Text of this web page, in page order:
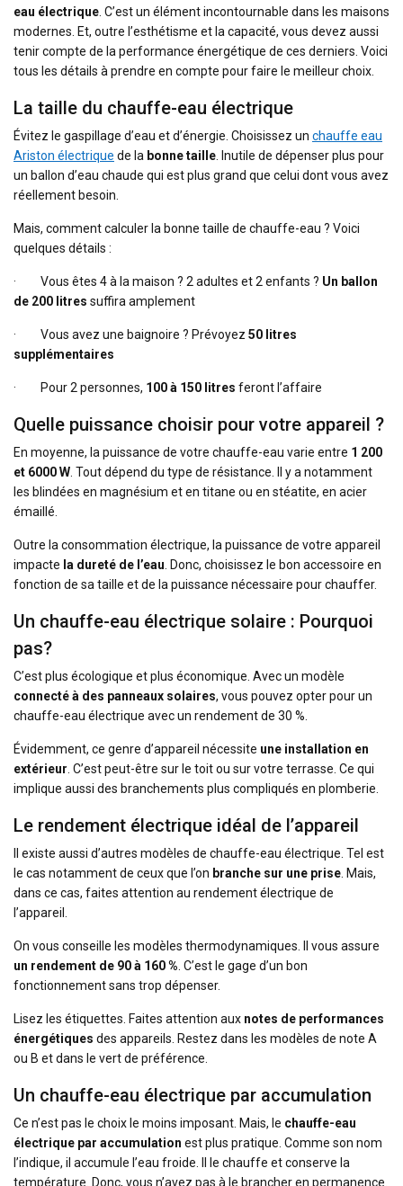
eau électrique . C’est un élément incontournable dans les maisons
modernes. Et, outre l’esthétisme et la capacité, vous devez aussi
tenir compte de la performance énergétique de ces derniers. Voici
tous les détails à prendre en compte pour faire le meilleur choix.
La taille du chauffe-eau électrique
Évitez le gaspillage d’eau et d’énergie. Choisissez un chauffe eau
Ariston électrique de la bonne taille . Inutile de dépenser plus pour
un ballon d’eau chaude qui est plus grand que celui dont vous avez
réellement besoin.
Mais, comment calculer la bonne taille de chauffe-eau ? Voici
quelques détails :
· Vous êtes 4 à la maison ? 2 adultes et 2 enfants ? Un ballon
de 200 litres suffira amplement
· Vous avez une baignoire ? Prévoyez 50 litres
supplémentaires
· Pour 2 personnes, 100 à 150 litres feront l’affaire
Quelle puissance choisir pour votre appareil ?
En moyenne, la puissance de votre chauffe-eau varie entre 1 200
et 6000 W . Tout dépend du type de résistance. Il y a notamment
les blindées en magnésium et en titane ou en stéatite, en acier
émaillé.
Outre la consommation électrique, la puissance de votre appareil
impacte la dureté de l’eau . Donc, choisissez le bon accessoire en
fonction de sa taille et de la puissance nécessaire pour chauffer.
Un chauffe-eau électrique solaire : Pourquoi
pas?
C’est plus écologique et plus économique. Avec un modèle
connecté à des panneaux solaires, vous pouvez opter pour un
chauffe-eau électrique avec un rendement de 30 %.
Évidemment, ce genre d’appareil nécessite une installation en
extérieur . C’est peut-être sur le toit ou sur votre terrasse. Ce qui
implique aussi des branchements plus compliqués en plomberie.
Le rendement électrique idéal de l’appareil
Il existe aussi d’autres modèles de chauffe-eau électrique. Tel est
le cas notamment de ceux que l’on branche sur une prise . Mais,
dans ce cas, faites attention au rendement électrique de
l’appareil.
On vous conseille les modèles thermodynamiques. Il vous assure
un rendement de 90 à 160 % . C’est le gage d’un bon
fonctionnement sans trop dépenser.
Lisez les étiquettes. Faites attention aux notes de performances
énergétiques des appareils. Restez dans les modèles de note A
ou B et dans le vert de préférence.
Un chauffe-eau électrique par accumulation
Ce n’est pas le choix le moins imposant. Mais, le chauffe-eau
électrique par accumulation est plus pratique. Comme son nom
l’indique, il accumule l’eau froide. Il le chauffe et conserve la
température. Donc, vous n’avez pas à le brancher en permanence.